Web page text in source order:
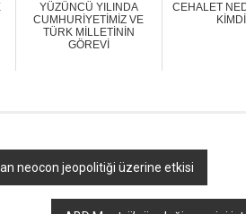
YÜZÜNCÜ YILINDA
CUMHURİYETİMİZ VE
TÜRK MİLLETİNİN
GÖREVİ
CEHALET
neocon jeopolitiği üzerine etkisi